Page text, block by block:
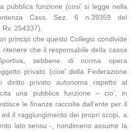
pubblica funzione (cosi’ si legge nella
Cass. Sez. 6 n.39359 del
254337).
principi che questo Collegio condivide
che il responsabile della cassa
sebbene di norma opera
privato (cioe’ della Federazione
diritto privato autonoma rispetto al
una pubblica funzione – cio’, in
le finanze raccolte dall’ente per il
il raggiungimento dei propri scopi, a
lato sensu -, nondimeno assume la